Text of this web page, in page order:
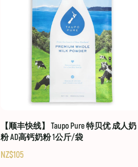
【顺丰快线】 Taupo Pure 特贝优 成人奶
粉 AD高钙奶粉 1公斤/袋
NZ$105